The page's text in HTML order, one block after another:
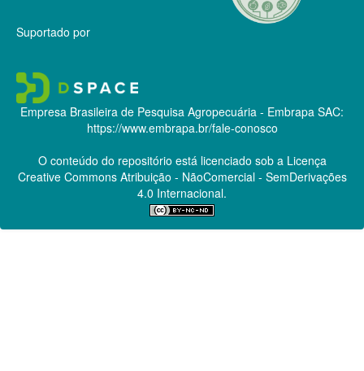
Suportado por
Empresa Brasileira de Pesquisa Agropecuária - Embrapa SAC:
https://www.embrapa.br/fale-conosco
O conteúdo do repositório está licenciado sob a Licença
Creative CommonsAtribuição - NãoComercial - SemDerivações
4.0 Internacional.